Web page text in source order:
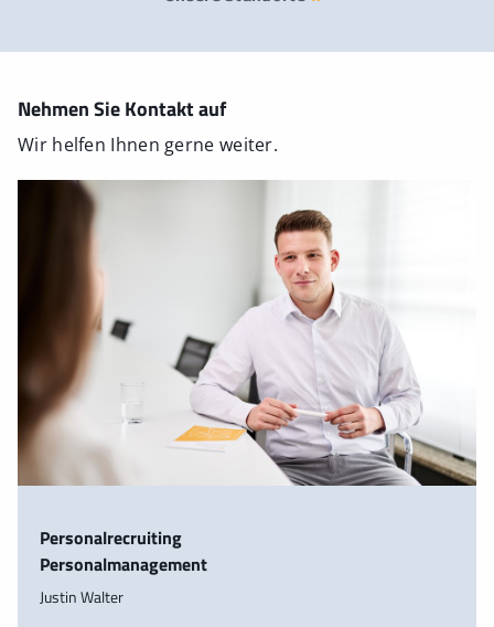
Nehmen Sie Kontakt auf
Wir helfen Ihnen gerne weiter.
Personalrecruiting
Personalmanagement
Justin Walter